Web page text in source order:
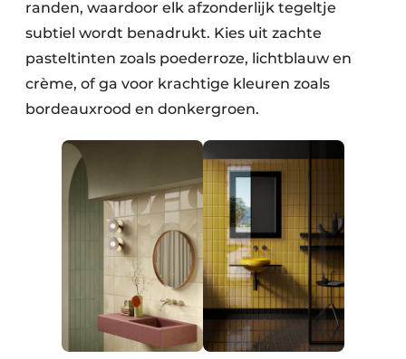
randen, waardoor elk afzonderlijk tegeltje
subtiel wordt benadrukt. Kies uit zachte
pasteltinten zoals poederroze, lichtblauw en
crème, of ga voor krachtige kleuren zoals
bordeauxrood en donkergroen.